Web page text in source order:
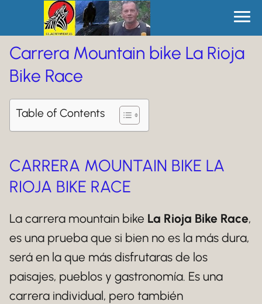
Carrera Mountain bike La Rioja
Bike Race
Table of Contents
CARRERA MOUNTAIN BIKE LA
RIOJA BIKE RACE
La carrera mountain bike La Rioja Bike Race,
es una prueba que si bien no es la más dura,
será en la que más disfrutaras de los
paisajes, pueblos y gastronomía. Es una
carrera individual, pero también